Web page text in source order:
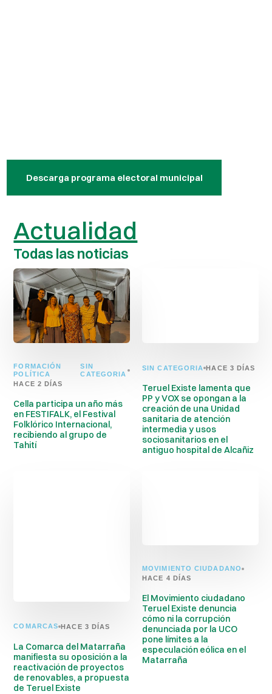
Descarga programa electoral municipal
Actualidad
Todas las noticias
FORMACIÓN
POLÍTICA
SIN
CATEGORIA
HACE 2 DÍAS
Cella participa un año más
en FESTIFALK, el Festival
Folklórico Internacional,
recibiendo al grupo de
Tahití
SIN CATEGORIA HACE 3 DÍAS
Teruel Existe lamenta que
PP y VOX se opongan a la
creación de una Unidad
sanitaria de atención
intermedia y usos
sociosanitarios en el
antiguo hospital de Alcañiz
COMARCAS HACE 3 DÍAS
La Comarca del Matarraña
manifiesta su oposición a la
reactivación de proyectos
de renovables, a propuesta
de Teruel Existe
MOVIMIENTO CIUDADANO
HACE 4 DÍAS
El Movimiento ciudadano
Teruel Existe denuncia
cómo ni la corrupción
denunciada por la UCO
pone límites a la
especulación eólica en el
Matarraña